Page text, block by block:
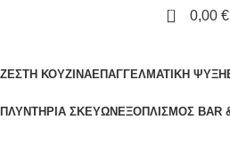
0 0,00 €
ΖΕΣΤΗ ΚΟΥΖΙΝΑΕΠΑΓΓΕΛΜΑΤΙΚΗ ΨΥΞΗ
ΠΛΥΝΤΗΡΙΑ ΣΚΕΥΩΝ ΕΞΟΠΛΙΣΜΟΣ BAR